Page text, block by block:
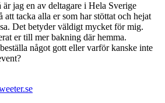
är jag en av deltagare i Hela Sverige
tacka alla er som har stöttat och hejat
Det betyder väldigt mycket för mig.
er till mer bakning där hemma.
något gott eller varför kanske inte